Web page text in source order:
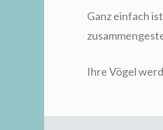
Ganz einfach
Ihre Vögel